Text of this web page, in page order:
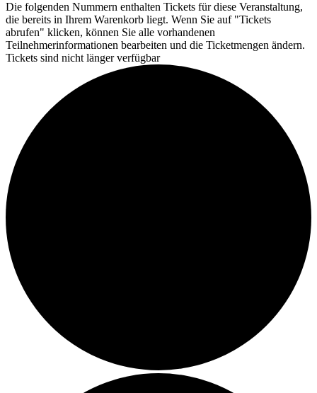
Die folgenden Nummern enthalten Tickets für diese Veranstaltung,
die bereits in Ihrem Warenkorb liegt. Wenn Sie auf "Tickets
abrufen" klicken, können Sie alle vorhandenen
Teilnehmerinformationen bearbeiten und die Ticketmengen ändern.
Tickets sind nicht länger verfügbar